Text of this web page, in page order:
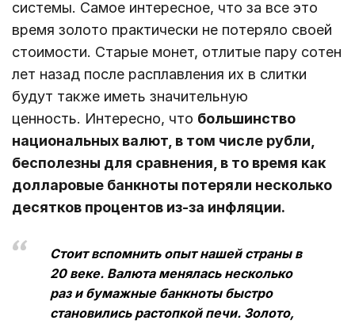
системы. Самое интересное, что за все это
время золото практически не потеряло своей
стоимости. Старые монет, отлитые пару сотен
лет назад после расплавления их в слитки
будут также иметь значительную
ценность. Интересно, что большинство
национальных валют, в том числе рубли,
бесполезны для сравнения, в то время как
долларовые банкноты потеряли несколько
десятков процентов из-за инфляции.
Стоит вспомнить опыт нашей страны в
20 веке. Валюта менялась несколько
раз и бумажные банкноты быстро
становились растопкой печи. Золото,